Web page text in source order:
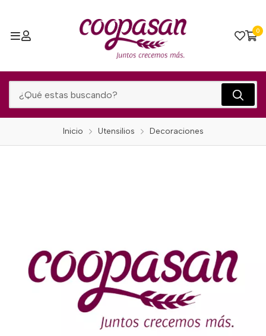
0
Inicio Utensilios Decoraciones